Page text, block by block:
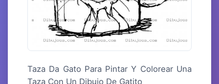
Taza Da Gato Para Pintar Y Colorear Una
Taza Con Un Dibujo De Gatito